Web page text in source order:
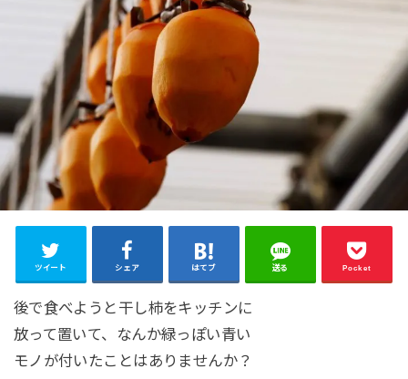
ツイート シェア はてブ 送る Pocket
後で食べようと干し柿をキッチンに
放って置いて、なんか緑っぽい青い
モノが付いたことはありませんか？